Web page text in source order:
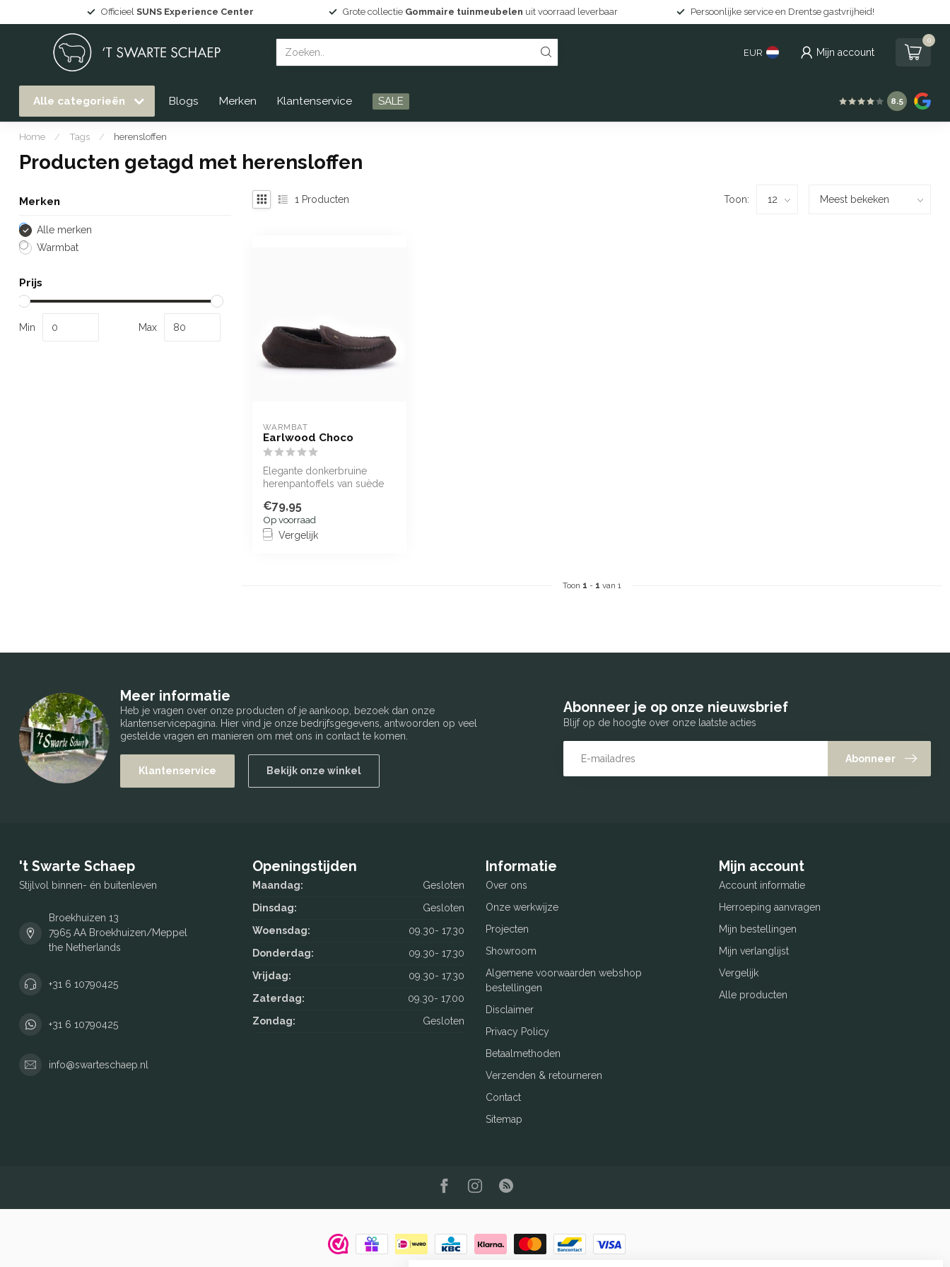
Officieel SUNS Experience Center Grote collectie Gommaire tuinmeubelen uit voorraad leverbaar Persoonlijke service en Drentse gastvrijheid!
EUR Mijn account
0
Alle categorieën Blogs Merken Klantenservice SALE 8.5
Home / Tags / herensloffen
Producten getagd met herensloffen
Merken
Alle merken
Warmbat
Prijs
Min Max
1 Producten Toon:
WARMBAT
Earlwood Choco
Elegante donkerbruine
herenpantoffels van suède
€79,95
Op voorraad
Vergelijk
Toon 1 - 1 van 1
Meer informatie
Heb je vragen over onze producten of je aankoop, bezoek dan onze
klantenservicepagina. Hier vind je onze bedrijfsgegevens, antwoorden op veel
gestelde vragen en manieren om met ons in contact te komen.
Klantenservice Bekijk onze winkel
Abonneer je op onze nieuwsbrief
Blijf op de hoogte over onze laatste acties
Abonneer
't Swarte Schaep
Stijlvol binnen- én buitenleven
Broekhuizen 13
7965 AA Broekhuizen/Meppel
the Netherlands
+31 6 10790425
+31 6 10790425
info@swarteschaep.nl
Openingstijden
Maandag:
Gesloten
Dinsdag:
Gesloten
Woensdag:
09.30- 17.30
Donderdag:
09.30- 17.30
Vrijdag:
09.30- 17.30
Zaterdag:
09.30- 17.00
Zondag:
Gesloten
Informatie
Over ons
Onze werkwijze
Projecten
Showroom
Algemene voorwaarden webshop
bestellingen
Disclaimer
Privacy Policy
Betaalmethoden
Verzenden & retourneren
Contact
Sitemap
Mijn account
Account informatie
Herroeping aanvragen
Mijn bestellingen
Mijn verlanglijst
Vergelijk
Alle producten